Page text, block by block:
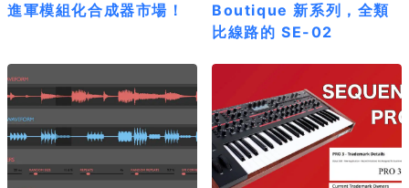
進軍模組化合成器市場！
Boutique 新系列，全類
比線路的 SE-02